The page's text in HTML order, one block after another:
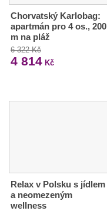
Chorvatský Karlobag:
apartmán pro 4 os., 200
m na pláž
6 322 Kč
4 814 Kč
Relax v Polsku s jídlem
a neomezeným
wellness